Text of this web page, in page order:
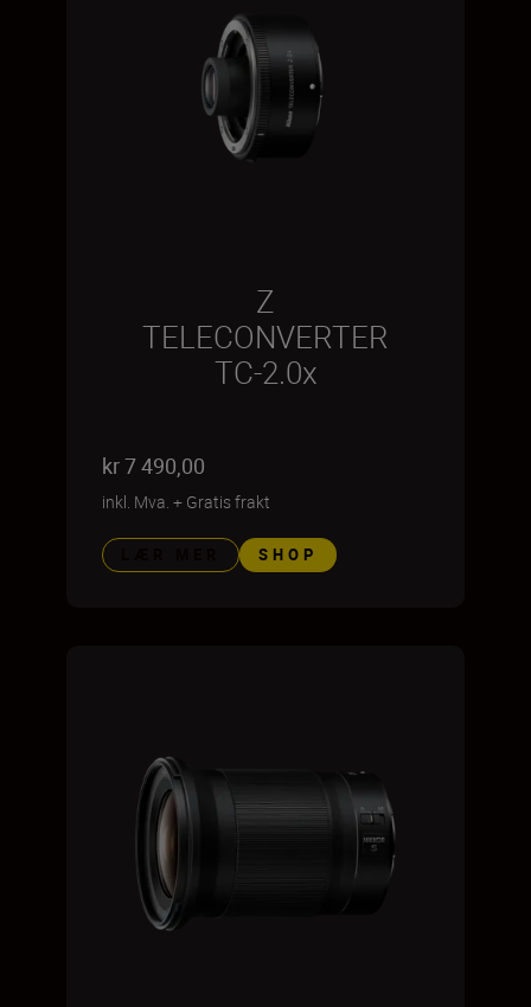
Z
TELECONVERTER
TC-2.0x
kr 7 490,00
inkl. Mva. + Gratis frakt
SHOP